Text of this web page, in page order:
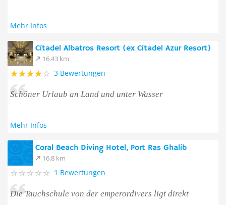
Mehr Infos
Citadel Albatros Resort (ex Citadel Azur Resort)
16.43 km
3 Bewertungen
Schöner Urlaub an Land und unter Wasser
Mehr Infos
Coral Beach Diving Hotel, Port Ras Ghalib
16.8 km
1 Bewertungen
Die Tauchschule von der emperordivers ligt direkt